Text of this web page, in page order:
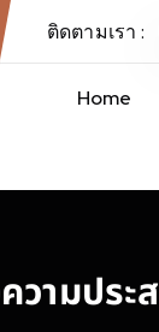
คโนโลยีสุรนารี
ติดตามเรา :
Home
วามปร